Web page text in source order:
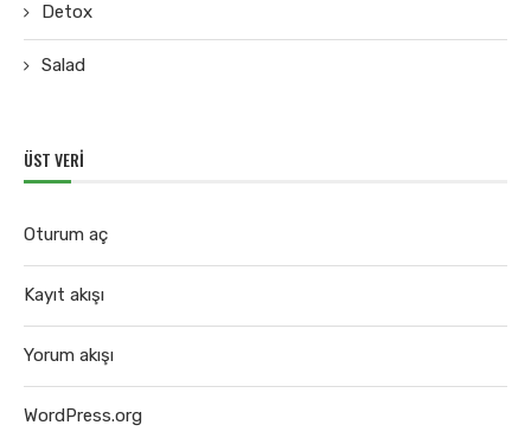
Detox
Salad
ÜST VERI
Oturum aç
Kayıt akışı
Yorum akışı
WordPress.org